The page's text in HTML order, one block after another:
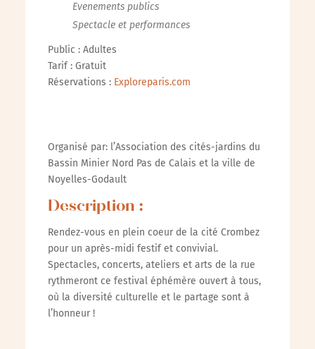
Evenements publics
Spectacle et performances
Public : Adultes
Tarif : Gratuit
Réservations : Exploreparis.com
Organisé par: l’Association des cités-jardins du
Bassin Minier Nord Pas de Calais et la ville de
Noyelles-Godault
Description :
Rendez-vous en plein coeur de la cité Crombez
pour un après-midi festif et convivial.
Spectacles, concerts, ateliers et arts de la rue
rythmeront ce festival éphémère ouvert à tous,
où la diversité culturelle et le partage sont à
l’honneur !